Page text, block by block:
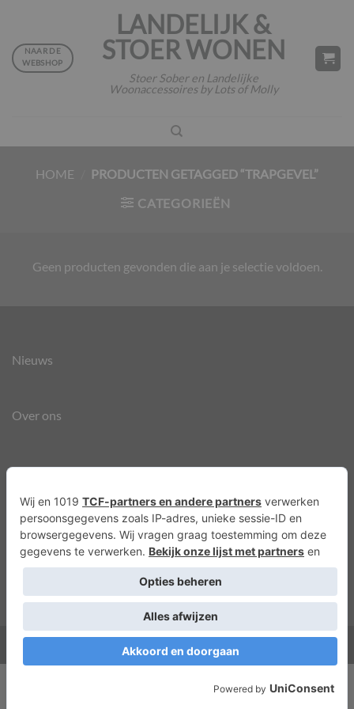
inhoud
LANDELIJK &
STOER WONEN
Stoer Sober en Landelijke
Woonaccessoires by Lots of Molly
NAAR DE
WEBSHOP
HOME
PRODUCTEN GETAGGED “TRAPGEVEL”
CATEGORIEËN
Geen producten gevonden die aan je selectie voldoen.
Nieuws
Over ons
Agenda
Privacyverklaring